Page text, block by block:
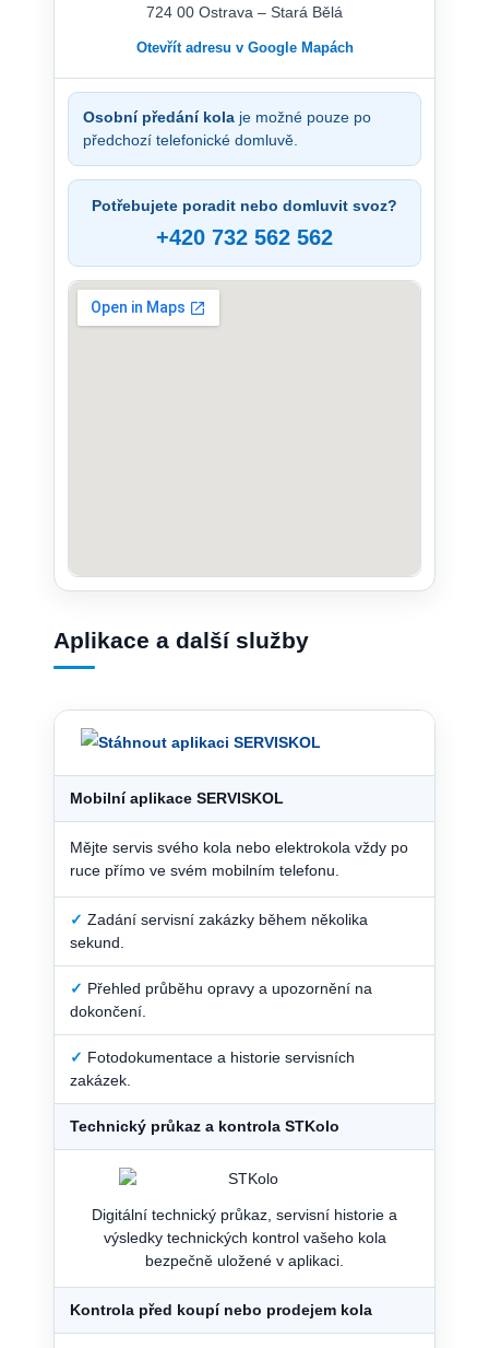
724 00 Ostrava – Stará Bělá
Otevřít adresu v Google Mapách
Osobní předání kola je možné pouze po
předchozí telefonické domluvě.
Potřebujete poradit nebo domluvit svoz?
+420 732 562 562
Aplikace a další služby
Mobilní aplikace SERVISKOL
Mějte servis svého kola nebo elektrokola vždy po
ruce přímo ve svém mobilním telefonu.
✓ Zadání servisní zakázky během několika
sekund.
✓ Přehled průběhu opravy a upozornění na
dokončení.
✓ Fotodokumentace a historie servisních
zakázek.
Technický průkaz a kontrola STKolo
Digitální technický průkaz, servisní historie a
výsledky technických kontrol vašeho kola
bezpečně uložené v aplikaci.
Kontrola před koupí nebo prodejem kola